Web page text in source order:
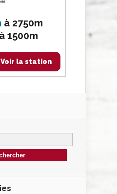
à 2750m
à1500m
Voir la station